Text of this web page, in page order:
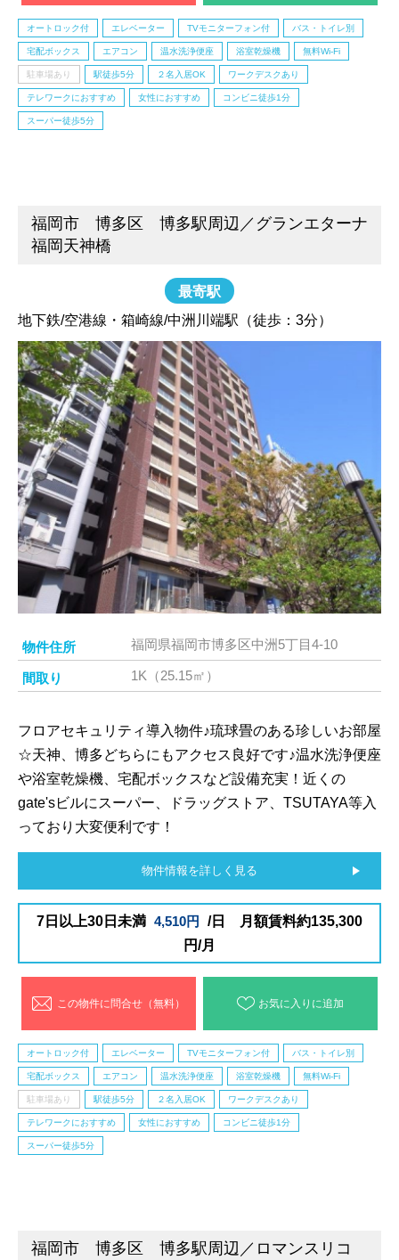
オートロック付 エレベーター TVモニターフォン付 バス・トイレ別
宅配ボックス エアコン 温水洗浄便座 浴室乾燥機 無料Wi-Fi
駐車場あり 駅徒歩5分 ２名入居OK ワークデスクあり
テレワークにおすすめ 女性におすすめ コンビニ徒歩1分
スーパー徒歩5分
福岡市 博多区 博多駅周辺／グランエターナ
福岡天神橋
最寄駅
地下鉄/空港線・箱崎線/中洲川端駅（徒歩：3分）
物件住所 福岡県福岡市博多区中洲5丁目4-10
間取り 1K（25.15㎡）
フロアセキュリティ導入物件♪琉球畳のある珍しいお部屋
☆天神、博多どちらにもアクセス良好です♪温水洗浄便座
や浴室乾燥機、宅配ボックスなど設備充実！近くの
gate'sビルにスーパー、ドラッグストア、TSUTAYA等入
っており大変便利です！
物件情報を詳しく見る
7日以上30日未満 4,510円
/日 月額賃料約135,300
円/月
この物件に問合せ（無料） お気に入りに追加
オートロック付 エレベーター TVモニターフォン付 バス・トイレ別
宅配ボックス エアコン 温水洗浄便座 浴室乾燥機 無料Wi-Fi
駐車場あり 駅徒歩5分 ２名入居OK ワークデスクあり
テレワークにおすすめ 女性におすすめ コンビニ徒歩1分
スーパー徒歩5分
福岡市 博多区 博多駅周辺／ロマンスリコ